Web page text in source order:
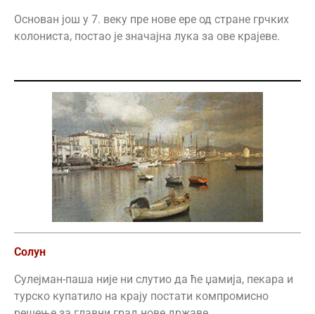
Основан још у 7. веку пре нове ере од стране грчких
колониста, постао је значајна лука за ове крајеве.
Солун
Сулејман-паша није ни слутио да ће џамија, пекара и
турско купатило на крају постати компромисно